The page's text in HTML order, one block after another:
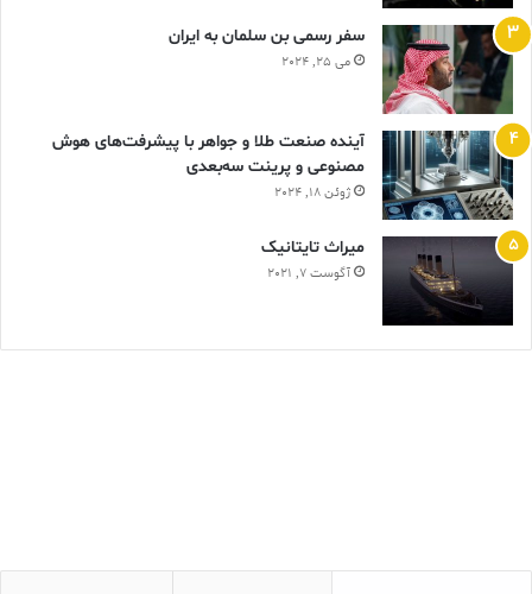
سفر رسمی بن سلمان به ایران
می 25, 2024
آینده صنعت طلا و جواهر با پیشرفت‌های هوش
مصنوعی و پرینت سه‌بعدی
ژوئن 18, 2024
ميراث تايتانيک
آگوست 7, 2021